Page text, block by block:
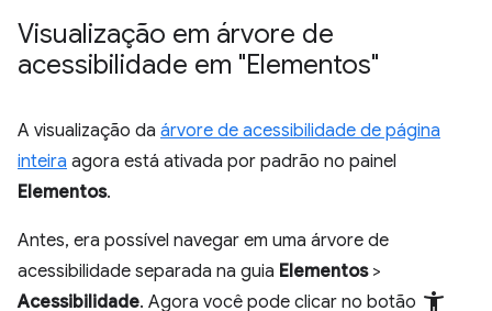
Visualização em árvore de
acessibilidade em "Elementos"
A visualização da árvore de acessibilidade de página
inteira agora está ativada por padrão no painel
Elementos.
Antes, era possível navegar em uma árvore de
acessibilidade separada na guia Elementos>
Acessibilidade. Agora você pode clicar no botão accessibility_new